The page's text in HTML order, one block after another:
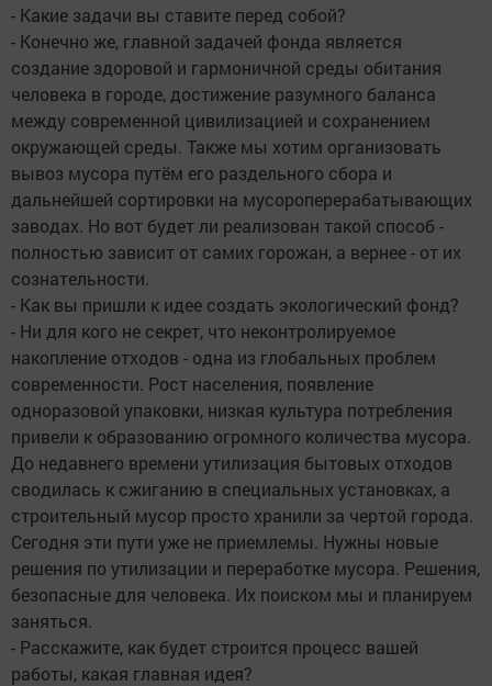
- Какие задачи вы ставите перед собой?
- Конечно же, главной задачей фонда является
создание здоровой и гармоничной среды обитания
человека в городе, достижение разумного баланса
между современной цивилизацией и сохранением
окружающей среды. Также мы хотим организовать
вывоз мусора путём его раздельного сбора и
дальнейшей сортировки на мусороперерабатывающих
заводах. Но вот будет ли реализован такой способ -
полностью зависит от самих горожан, а вернее - от их
сознательности.
- Как вы пришли к идее создать экологический фонд?
- Ни для кого не секрет, что неконтролируемое
накопление отходов - одна из глобальных проблем
современности. Рост населения, появление
одноразовой упаковки, низкая культура потребления
привели к образованию огромного количества мусора.
До недавнего времени утилизация бытовых отходов
сводилась к сжиганию в специальных установках, а
строительный мусор просто хранили за чертой города.
Сегодня эти пути уже не приемлемы. Нужны новые
решения по утилизации и переработке мусора. Решения,
безопасные для человека. Их поиском мы и планируем
заняться.
- Расскажите, как будет строится процесс вашей
работы, какая главная идея?